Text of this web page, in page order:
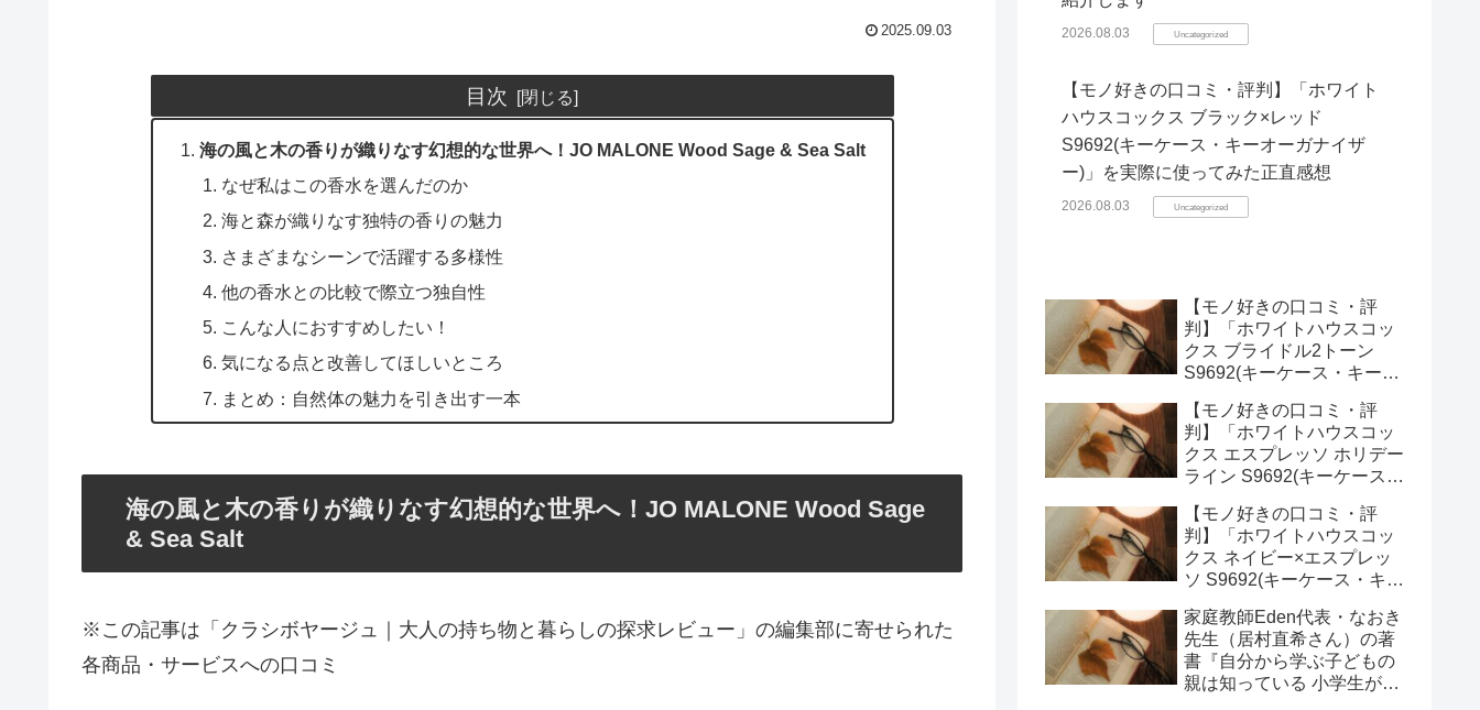
2025.09.03
目次
海の風と木の香りが織りなす幻想的な世界へ！JO MALONE Wood Sage & Sea Salt
なぜ私はこの香水を選んだのか
海と森が織りなす独特の香りの魅力
さまざまなシーンで活躍する多様性
他の香水との比較で際立つ独自性
こんな人におすすめしたい！
気になる点と改善してほしいところ
まとめ：自然体の魅力を引き出す一本
海の風と木の香りが織りなす幻想的な世界へ！JO MALONE Wood Sage
& Sea Salt
※この記事は「クラシボヤージュ｜大人の持ち物と暮らしの探求レビュー」の編集部に寄せられた
各商品・サービスへの口コミ
2026.08.03 Uncategorized
【モノ好きの口コミ・評判】「ホワイト
ハウスコックス ブラック×レッド
S9692(キーケース・キーオーガナイザ
ー)」を実際に使ってみた正直感想
2026.08.03 Uncategorized
【モノ好きの口コミ・評
判】「ホワイトハウスコッ
クス ブライドル2トーン
S9692(キーケース・キーオ
ってみた正直感想
【モノ好きの口コミ・評
判】「ホワイトハウスコッ
クス エスプレッソ ホリデー
ライン S9692(キーケース・
際に使ってみた正直感想
【モノ好きの口コミ・評
判】「ホワイトハウスコッ
クス ネイビー×エスプレッ
ソ S9692(キーケース・キー
使ってみた正直感想
家庭教師Eden代表・なおき
先生（居村直希さん）の著
書『自分から学ぶ子どもの
親は知っている 小学生が勉